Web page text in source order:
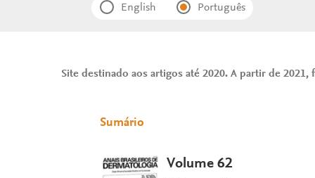
English Português
Site destinado aos artigos até 2020. A partir de
Sumário
Volume 62